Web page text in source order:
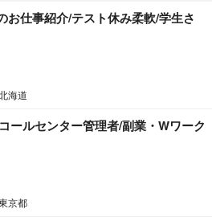
お仕事紹介/テスト休み柔軟/学生さ
海道
ールセンター管理者/副業・Wワーク
京都